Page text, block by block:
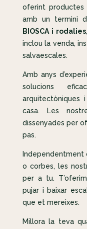
oferint productes
amb un termini
BIOSCA i rodalies
inclou la venda,
salvaescales.
Amb anys
solucions
arquitectòniques
casa. Les
dissenyades per
pas.
Independentment
o corbes, les
per a tu.
pujar i baixar
que et mereixes.
Millora la teva